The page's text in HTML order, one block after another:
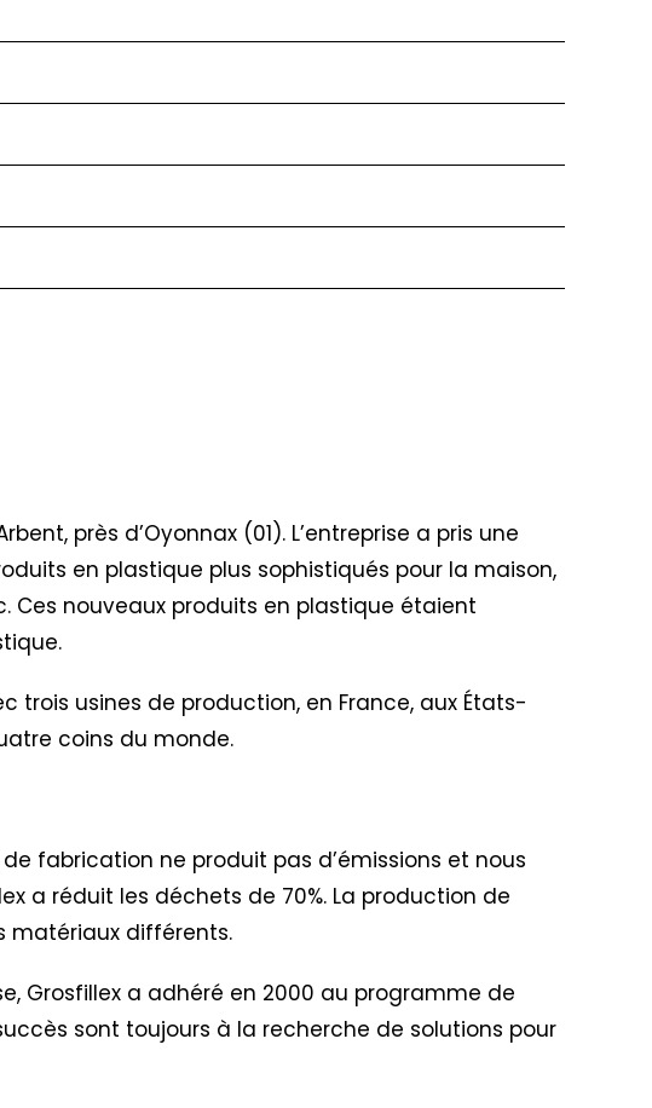
près d’Oyonnax (01). L’entreprise a pris une
en plastique plus sophistiqués pour la maison,
Ces nouveaux produits en plastique étaient
usines de production, en France, aux États-
coins du monde.
fabrication ne produit pas d’émissions et nous
a réduit les déchets de 70%. La production de
matériaux différents.
Grosfillex a adhéré en 2000 au programme de
sont toujours à la recherche de solutions pour